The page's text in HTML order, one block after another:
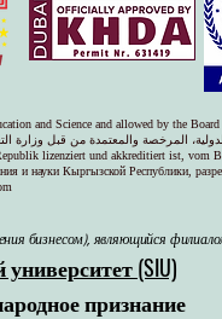
and Science and allowed by the
المرخصة والمعتمدة من قبل وزارة
lizenziert und akkreditiert ist, vom
и науки Кыргызской Республики,
бизнесом), являющийся
(SIU)
признание